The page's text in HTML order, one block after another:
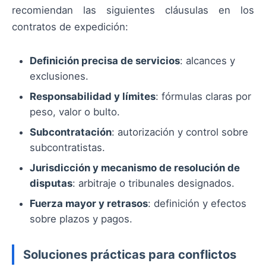
recomiendan las siguientes cláusulas en los
contratos de expedición:
Definición precisa de servicios: alcances y
exclusiones.
Responsabilidad y límites: fórmulas claras por
peso, valor o bulto.
Subcontratación: autorización y control sobre
subcontratistas.
Jurisdicción y mecanismo de resolución de
disputas: arbitraje o tribunales designados.
Fuerza mayor y retrasos: definición y efectos
sobre plazos y pagos.
Soluciones prácticas para conflictos